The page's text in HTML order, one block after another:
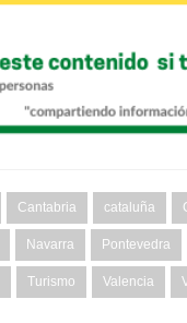
Cantabria cataluña
Navarra Pontevedra
Turismo Valencia